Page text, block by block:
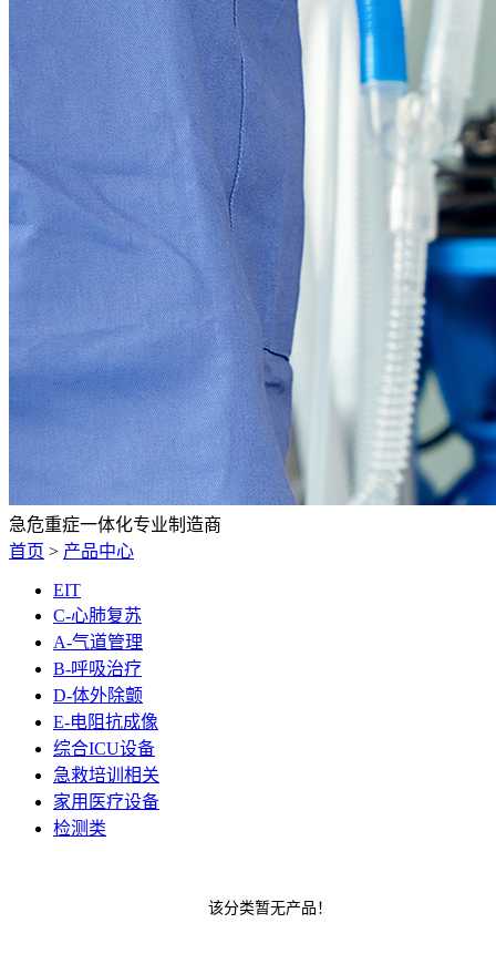
急危重症一体化专业制造商
首页 > 产品中心
EIT
C-心肺复苏
A-气道管理
B-呼吸治疗
D-体外除颤
E-电阻抗成像
综合ICU设备
急救培训相关
家用医疗设备
检测类
该分类暂无产品！